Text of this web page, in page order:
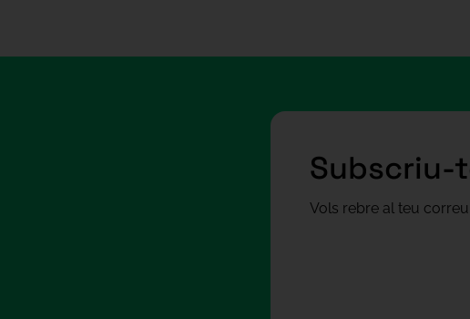
Subscriu-
Vols rebre al teu